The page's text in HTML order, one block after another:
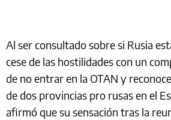
Al ser consultado sobre si Rusia
cese de las hostilidades con un
de no entrar en la OTAN y
de dos provincias pro rusas en el
afirmó que su sensación tras la